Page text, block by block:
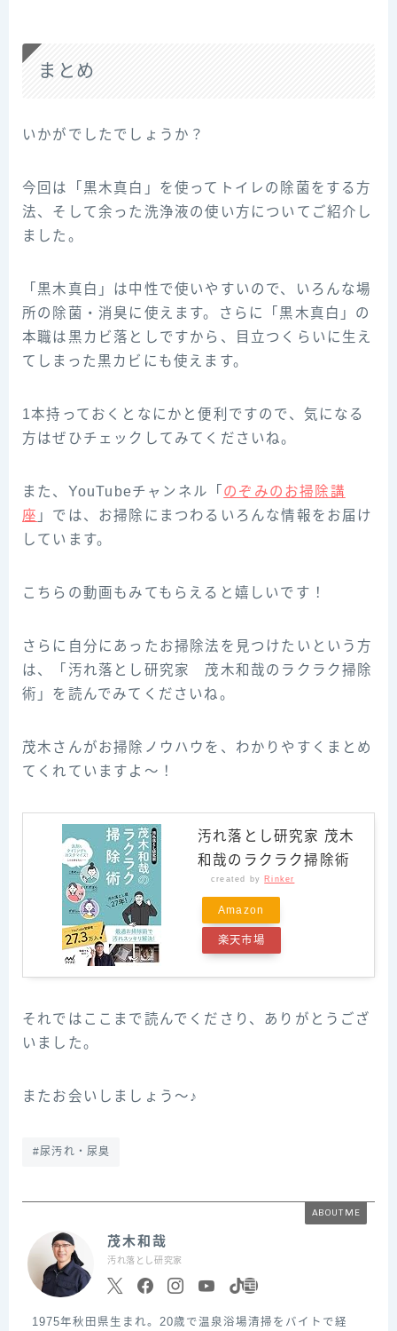
まとめ
いかがでしたでしょうか？
今回は「黒木真白」を使ってトイレの除菌をする方
法、そして余った洗浄液の使い方についてご紹介し
ました。
「黒木真白」は中性で使いやすいので、いろんな場
所の除菌・消臭に使えます。さらに「黒木真白」の
本職は黒カビ落としですから、目立つくらいに生え
てしまった黒カビにも使えます。
1本持っておくとなにかと便利ですので、気になる
方はぜひチェックしてみてくださいね。
また、YouTubeチャンネル「 のぞみのお掃除講
座 」では、お掃除にまつわるいろんな情報をお届け
しています。
こちらの動画もみてもらえると嬉しいです！
さらに自分にあったお掃除法を見つけたいという方
は、「汚れ落とし研究家 茂木和哉のラクラク掃除
術」を読んでみてくださいね。
茂木さんがお掃除ノウハウを、わかりやすくまとめ
てくれていますよ～！
汚れ落とし研究家 茂木
和哉のラクラク掃除術
created by Rinker
Amazon
楽天市場
それではここまで読んでくださり、ありがとうござ
いました。
またお会いしましょう～♪
#尿汚れ・尿臭
ABOUT ME
茂木和哉
汚れ落とし研究家
1975年秋田県生まれ。20歳で温泉浴場清掃をバイトで経